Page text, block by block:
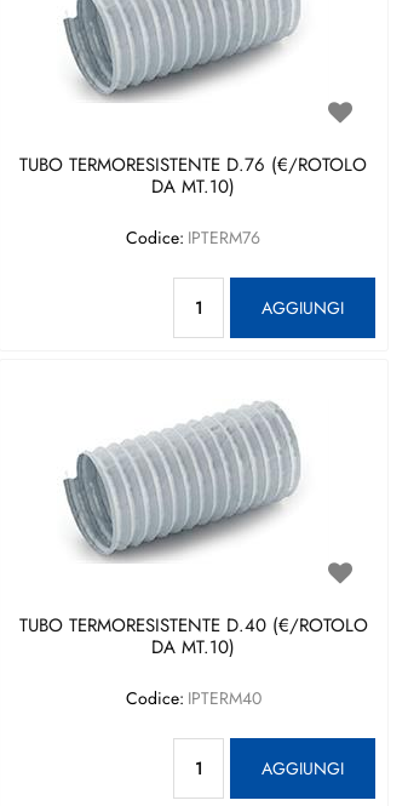
TUBO TERMORESISTENTE D.76 (€/ROTOLO
DA MT.10)
Codice: IPTERM76
AGGIUNGI
TUBO TERMORESISTENTE D.40 (€/ROTOLO
DA MT.10)
Codice: IPTERM40
AGGIUNGI